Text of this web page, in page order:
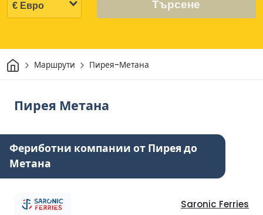
Търсене
Начало
Маршрути Пирея-Метана
Пирея Метана
Фериботни компании от Пирея до
Метана
Saronic Ferries